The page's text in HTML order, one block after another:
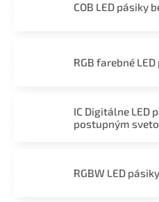
COB LED pásiky
RGB farebné
IC Digitálne LED
postupným
RGBW LED pásiky